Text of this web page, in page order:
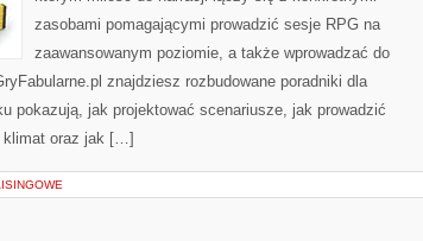
zasobami pomagającymi prowadzić sesje RPG na
zaawansowanym poziomie, a także wprowadzać do
znajdziesz rozbudowane poradniki dla
pokazują, jak projektować scenariusze, jak prowadzić
klimat oraz jak […]